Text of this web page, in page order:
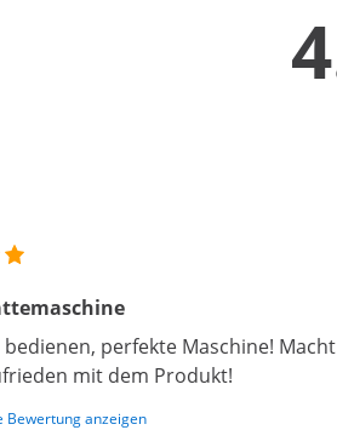
bedienen, perfekte Maschine!
mit dem Produkt!
Bewertung anzeigen